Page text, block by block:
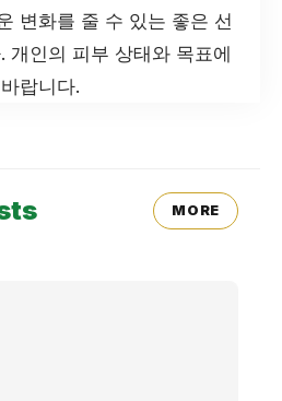
변화를 줄 수 있는 좋은 선
개인의 피부 상태와 목표에
랍니다.
MORE